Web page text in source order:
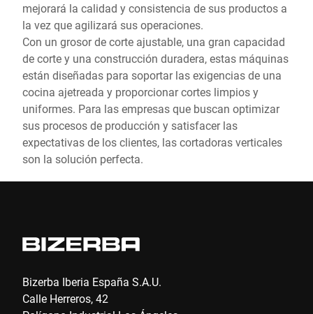
mejorará la calidad y consistencia de sus productos a
la vez que agilizará sus operaciones.
Con un grosor de corte ajustable, una gran capacidad
de corte y una construcción duradera, estas máquinas
están diseñadas para soportar las exigencias de una
cocina ajetreada y proporcionar cortes limpios y
uniformes. Para las empresas que buscan optimizar
sus procesos de producción y satisfacer las
expectativas de los clientes, las cortadoras verticales
son la solución perfecta.
Bizerba Iberia España S.A.U.
Calle Herreros, 42